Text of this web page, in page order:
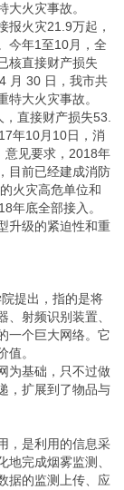
火灾事故。
报火灾21.9万起，
今年1至10月，全
核直接财产损失
月 30 日，我市共
大火灾事故。
直接财产损失53.
年10月10日，消
意见要求，2018年
目前已经建成消防
火灾高危单位和
年底全部接入。
升级的紧迫性和重
提出，指的是将
射频识别装置、
一个巨大网络。它
值。
为基础，只不过做
，扩展到了物品与
，是利用的信息采
完成烟雾监测、
据的监测上传、应